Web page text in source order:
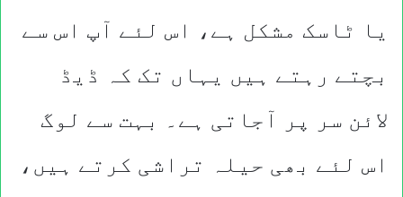
یا ٹاسک مشکل ہے، اس لئے آپ اس سے
بچتے رہتے ہیں یہاں تک کہ ڈیڈ
لائن سر پر آجاتی ہے۔ بہت سے لوگ
اس لئے بھی حیلہ تراشی کرتے ہیں،